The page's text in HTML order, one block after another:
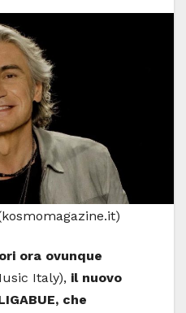
ora ovunque
Italy), il nuovo
che